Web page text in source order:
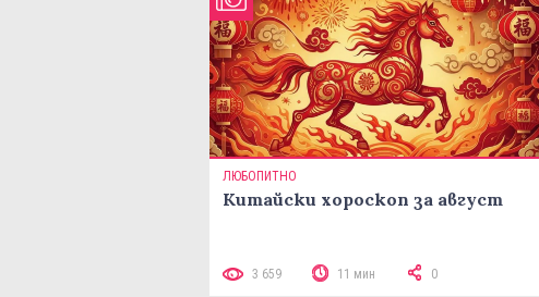
ЛЮБОПИТНО
Китайски хороскоп за август
3 659 11 мин 0